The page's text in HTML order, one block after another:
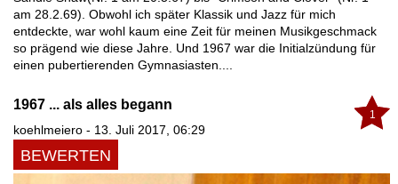
am 28.2.69). Obwohl ich später Klassik und Jazz für mich
entdeckte, war wohl kaum eine Zeit für meinen Musikgeschmack
so prägend wie diese Jahre. Und 1967 war die Initialzündung für
einen pubertierenden Gymnasiasten....
1
1967 ... als alles begann
koehlmeiero - 13. Juli 2017, 06:29
BEWERTEN